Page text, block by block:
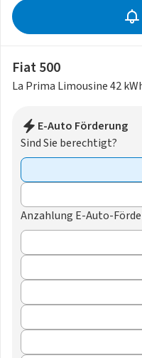
Fiat 500
La Prima Limousine 42
E-Auto Förderung
Sind Sie berechtigt?
Anzahlung E-Auto-